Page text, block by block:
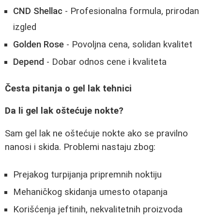
CND Shellac - Profesionalna formula, prirodan
izgled
Golden Rose - Povoljna cena, solidan kvalitet
Depend - Dobar odnos cene i kvaliteta
Česta pitanja o gel lak tehnici
Da li gel lak oštećuje nokte?
Sam gel lak ne oštećuje nokte ako se pravilno
nanosi i skida. Problemi nastaju zbog:
Prejakog turpijanja pripremnih noktiju
Mehaničkog skidanja umesto otapanja
Korišćenja jeftinih, nekvalitetnih proizvoda